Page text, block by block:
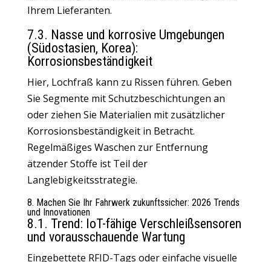
Ihrem Lieferanten.
7.3. Nasse und korrosive Umgebungen
(Südostasien, Korea):
Korrosionsbeständigkeit
Hier, Lochfraß kann zu Rissen führen. Geben
Sie Segmente mit Schutzbeschichtungen an
oder ziehen Sie Materialien mit zusätzlicher
Korrosionsbeständigkeit in Betracht.
Regelmäßiges Waschen zur Entfernung
ätzender Stoffe ist Teil der
Langlebigkeitsstrategie.
8. Machen Sie Ihr Fahrwerk zukunftssicher: 2026 Trends
und Innovationen
8.1. Trend: IoT-fähige Verschleißsensoren
und vorausschauende Wartung
Eingebettete RFID-Tags oder einfache visuelle